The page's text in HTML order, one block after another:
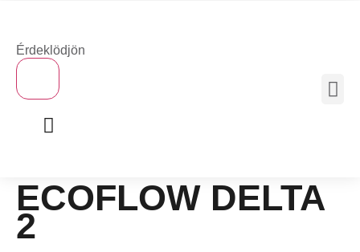
Érdeklödjön
ECOFLOW DELTA
2